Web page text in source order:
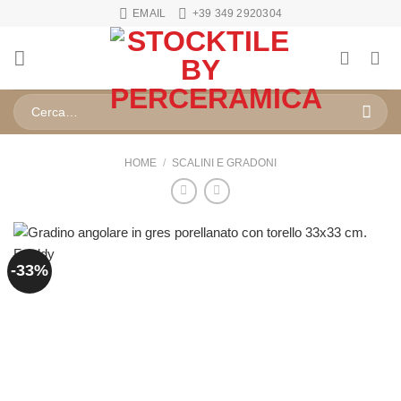
contenuti
EMAIL +39 349 2920304
Cerca:
HOME / SCALINI E GRADONI
-33%